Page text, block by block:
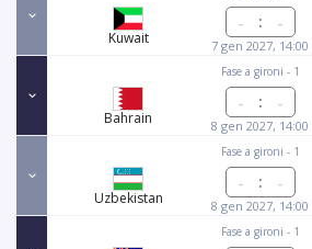
Kuwait
:
7 gen 2027, 14:00
Fase a gironi - 1
Bahrain
:
8 gen 2027, 14:00
Fase a gironi - 1
Uzbekistan
:
8 gen 2027, 14:00
Fase a gironi - 1